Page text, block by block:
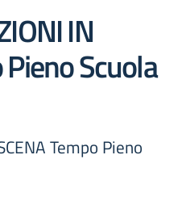
IN
Scuola
Tempo Pieno